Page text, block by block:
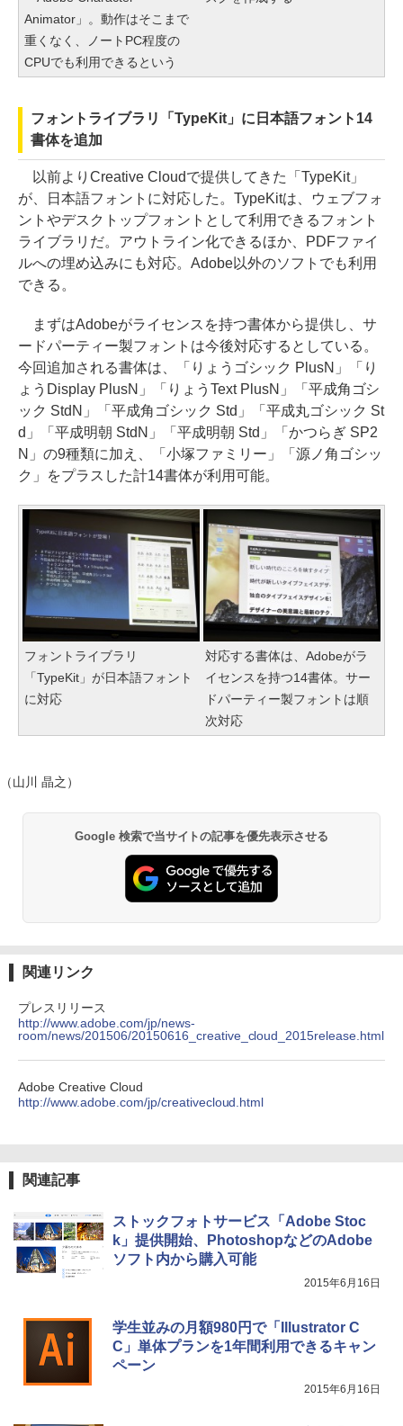
Animator」。動作はそこまで
重くなく、ノートPC程度の
CPUでも利用できるという
フォントライブラリ「TypeKit」に日本語フォント14
書体を追加
以前よりCreative Cloudで提供してきた「TypeKit」
が、日本語フォントに対応した。TypeKitは、ウェブフォ
ントやデスクトップフォントとして利用できるフォント
ライブラリだ。アウトライン化できるほか、PDFファイ
ルへの埋め込みにも対応。Adobe以外のソフトでも利用
できる。
まずはAdobeがライセンスを持つ書体から提供し、サ
ードパーティー製フォントは今後対応するとしている。
今回追加される書体は、「りょうゴシック PlusN」「り
ょうDisplay PlusN」「りょうText PlusN」「平成角ゴシ
ック StdN」「平成角ゴシック Std」「平成丸ゴシック St
d」「平成明朝 StdN」「平成明朝 Std」「かつらぎ SP2
N」の9種類に加え、「小塚ファミリー」「源ノ角ゴシッ
ク」をプラスした計14書体が利用可能。
フォントライブラリ
「TypeKit」が日本語フォント
に対応
対応する書体は、Adobeがラ
イセンスを持つ14書体。サー
ドパーティー製フォントは順
次対応
（山川 晶之）
Google 検索で当サイトの記事を優先表示させる
関連リンク
プレスリリース
http://www.adobe.com/jp/news-
room/news/201506/20150616_creative_cloud_2015release.html
Adobe Creative Cloud
http://www.adobe.com/jp/creativecloud.html
関連記事
ストックフォトサービス「Adobe Stoc
k」提供開始、PhotoshopなどのAdobe
ソフト内から購入可能
2015年6月16日
学生並みの月額980円で「Illustrator C
C」単体プランを1年間利用できるキャン
ペーン
2015年6月16日